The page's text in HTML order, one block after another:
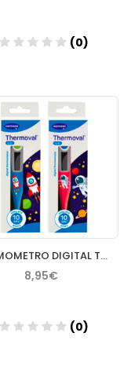
(0)
Añadir
TERMOMETRO DIGITAL THERMOVAL RAPID MEDICION RAPIDA KIDS COLO
8,95€
(0)